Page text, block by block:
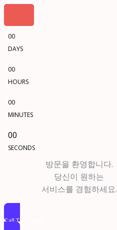
00
DAYS
00
HOURS
00
MINUTES
00
SECONDS
방문을 환영합니다.
당신이 원하는
서비스를 경험하세요.
Call To Action